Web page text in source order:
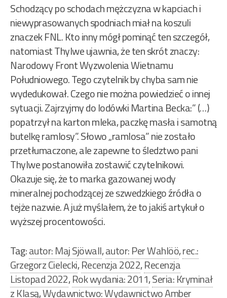
Schodzący po schodach mężczyzna w kapciach i
niewyprasowanych spodniach miał na koszuli
znaczek FNL. Kto inny mógł pominąć ten szczegół,
natomiast Thylwe ujawnia, że ten skrót znaczy:
Narodowy Front Wyzwolenia Wietnamu
Południowego. Tego czytelnik by chyba sam nie
wydedukował. Czego nie można powiedzieć o innej
sytuacji. Zajrzyjmy do lodówki Martina Becka:” (…)
popatrzył na karton mleka, paczkę masła i samotną
butelkę ramlosy”. Słowo „ramlosa” nie zostało
przetłumaczone, ale zapewne to śledztwo pani
Thylwe postanowiła zostawić czytelnikowi.
Okazuje się, że to marka gazowanej wody
mineralnej pochodzącej ze szwedzkiego źródła o
tejże nazwie. A już myślałem, że to jakiś artykuł o
wyższej procentowości.
Tag:autor: Maj Sjöwall,autor: Per Wahlöö,rec.:
Grzegorz Cielecki,Recenzja 2022,Recenzja
Listopad 2022,Rok wydania: 2011,Seria: Kryminał
z Klasą,Wydawnictwo: Wydawnictwo Amber